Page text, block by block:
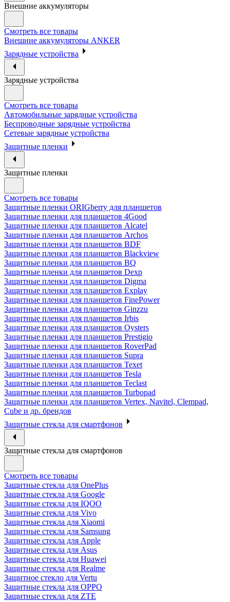
Внешние аккумуляторы
Смотреть все товары
Внешние аккумуляторы ANKER
Зарядные устройства
Зарядные устройства
Смотреть все товары
Автомобильные зарядные устройства
Беспроводные зарядные устройства
Сетевые зарядные устройства
Защитные пленки
Защитные пленки
Смотреть все товары
Защитные пленки ORIGberry для планшетов
Защитные пленки для планшетов 4Good
Защитные пленки для планшетов Alcatel
Защитные пленки для планшетов Archos
Защитные пленки для планшетов BDF
Защитные пленки для планшетов Blackview
Защитные пленки для планшетов BQ
Защитные пленки для планшетов Dexp
Защитные пленки для планшетов Digma
Защитные пленки для планшетов Explay
Защитные пленки для планшетов FinePower
Защитные пленки для планшетов Ginzzu
Защитные пленки для планшетов Irbis
Защитные пленки для планшетов Oysters
Защитные пленки для планшетов Prestigio
Защитные пленки для планшетов RoverPad
Защитные пленки для планшетов Supra
Защитные пленки для планшетов Texet
Защитные пленки для планшетов Tesla
Защитные пленки для планшетов Teclast
Защитные пленки для планшетов Turbopad
Защитные пленки для планшетов Vertex, Navitel, Clempad,
Cube и др. брендов
Защитные стекла для смартфонов
Защитные стекла для смартфонов
Смотреть все товары
Защитные стекла для OnePlus
Защитные стекла для Google
Защитные стекла для IQOO
Защитные стекла для Vivo
Защитные стекла для Xiaomi
Защитные стекла для Samsung
Защитные стекла для Apple
Защитные стекла для Asus
Защитные стекла для Huawei
Защитные стекла для Realme
Защитное стекло для Vertu
Защитные стекла для OPPO
Защитные стекла для ZTE